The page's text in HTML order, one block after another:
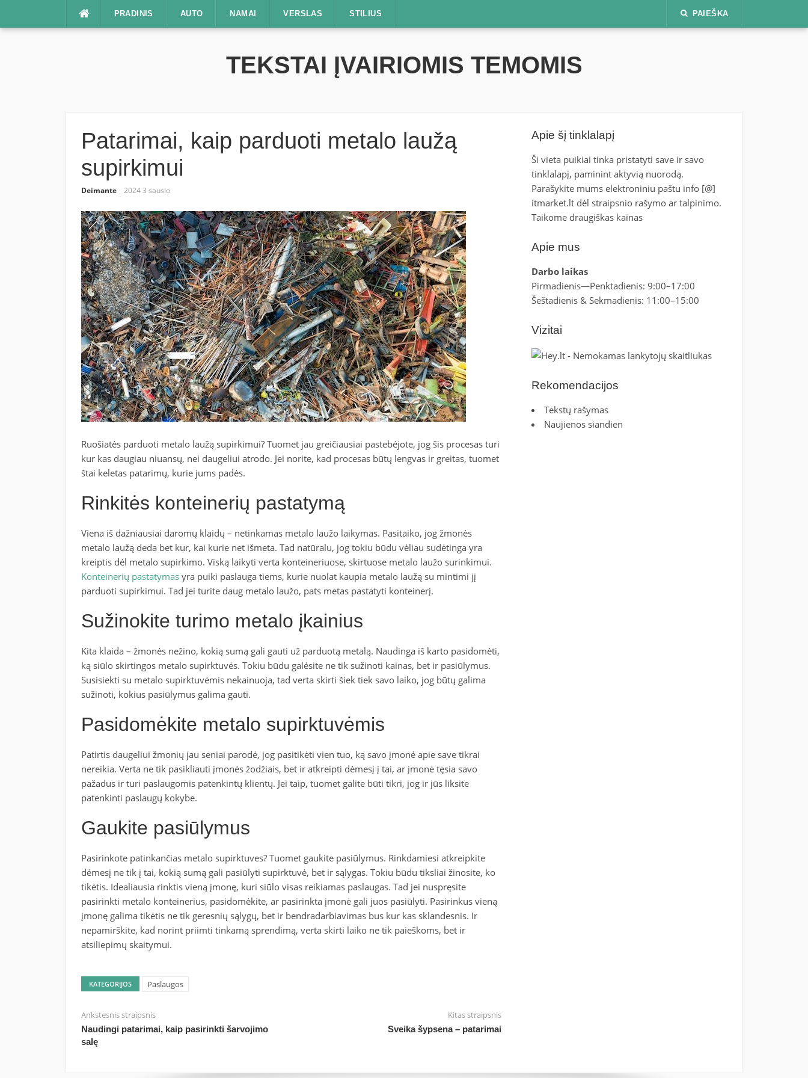
PRADINIS AUTO NAMAI VERSLAS STILIUS PAIEŠKA
TEKSTAI ĮVAIRIOMIS TEMOMIS
Patarimai, kaip parduoti metalo laužą
supirkimui
Deimante 2024 3 sausio
Ruošiatės parduoti metalo laužą supirkimui? Tuomet jau greičiausiai pastebėjote, jog šis procesas turi
kur kas daugiau niuansų, nei daugeliui atrodo. Jei norite, kad procesas būtų lengvas ir greitas, tuomet
štai keletas patarimų, kurie jums padės.
Rinkitės konteinerių pastatymą
Viena iš dažniausiai daromų klaidų – netinkamas metalo laužo laikymas. Pasitaiko, jog žmonės
metalo laužą deda bet kur, kai kurie net išmeta. Tad natūralu, jog tokiu būdu vėliau sudėtinga yra
kreiptis dėl metalo supirkimo. Viską laikyti verta konteineriuose, skirtuose metalo laužo surinkimui.
Konteinerių pastatymasyra puiki paslauga tiems, kurie nuolat kaupia metalo laužą su mintimi jį
parduoti supirkimui. Tad jei turite daug metalo laužo, pats metas pastatyti konteinerį.
Sužinokite turimo metalo įkainius
Kita klaida – žmonės nežino, kokią sumą gali gauti už parduotą metalą. Naudinga iš karto pasidomėti,
ką siūlo skirtingos metalo supirktuvės. Tokiu būdu galėsite ne tik sužinoti kainas, bet ir pasiūlymus.
Susisiekti su metalo supirktuvėmis nekainuoja, tad verta skirti šiek tiek savo laiko, jog būtų galima
sužinoti, kokius pasiūlymus galima gauti.
Pasidomėkite metalo supirktuvėmis
Patirtis daugeliui žmonių jau seniai parodė, jog pasitikėti vien tuo, ką savo įmonė apie save tikrai
nereikia. Verta ne tik pasikliauti įmonės žodžiais, bet ir atkreipti dėmesį į tai, ar įmonė tęsia savo
pažadus ir turi paslaugomis patenkintų klientų. Jei taip, tuomet galite būti tikri, jog ir jūs liksite
patenkinti paslaugų kokybe.
Gaukite pasiūlymus
Pasirinkote patinkančias metalo supirktuves? Tuomet gaukite pasiūlymus. Rinkdamiesi atkreipkite
dėmesį ne tik į tai, kokią sumą gali pasiūlyti supirktuvė, bet ir sąlygas. Tokiu būdu tiksliai žinosite, ko
tikėtis. Idealiausia rinktis vieną įmonę, kuri siūlo visas reikiamas paslaugas. Tad jei nuspręsite
pasirinkti metalo konteinerius, pasidomėkite, ar pasirinkta įmonė gali juos pasiūlyti. Pasirinkus vieną
įmonę galima tikėtis ne tik geresnių sąlygų, bet ir bendradarbiavimas bus kur kas sklandesnis. Ir
nepamirškite, kad norint priimti tinkamą sprendimą, verta skirti laiko ne tik paieškoms, bet ir
atsiliepimų skaitymui.
KATEGORIJOS Paslaugos
Ankstesnis straipsnis
Naudingi patarimai, kaip pasirinkti šarvojimo
salę
Kitas straipsnis
Sveika šypsena – patarimai
Apie šį tinklalapį
Ši vieta puikiai tinka pristatyti save ir savo
tinklalapį, paminint aktyvią nuorodą.
Parašykite mums elektroniniu paštu info [@]
itmarket.lt dėl straipsnio rašymo ar talpinimo.
Taikome draugiškas kainas
Apie mus
Darbo laikas
Pirmadienis—Penktadienis: 9:00–17:00
Šeštadienis & Sekmadienis: 11:00–15:00
Vizitai
Rekomendacijos
Tekstų rašymas
Naujienos siandien